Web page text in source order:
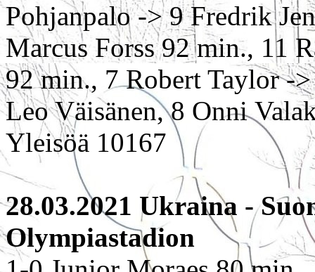
Pohjanpalo -> 9 Fredrik
Marcus Forss 92 min., 11
92 min., 7 Robert Taylor -
Leo Väisänen, 8 Onni
Yleisöä 10167
28.03.2021 Ukraina -
Olympiastadion